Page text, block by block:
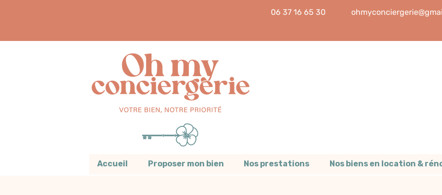
06 37 16 65 30
Accueil Proposer mon bien Nos prestations Nos biens en location &